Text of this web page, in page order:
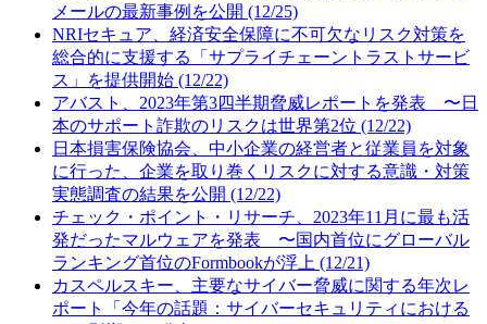
メールの最新事例を公開 (12/25)
NRIセキュア、経済安全保障に不可欠なリスク対策を
総合的に支援する「サプライチェーントラストサービ
ス」を提供開始 (12/22)
アバスト、2023年第3四半期脅威レポートを発表 〜日
本のサポート詐欺のリスクは世界第2位 (12/22)
日本損害保険協会、中小企業の経営者と従業員を対象
に行った、企業を取り巻くリスクに対する意識・対策
実態調査の結果を公開 (12/22)
チェック・ポイント・リサーチ、2023年11月に最も活
発だったマルウェアを発表 〜国内首位にグローバル
ランキング首位のFormbookが浮上 (12/21)
カスペルスキー、主要なサイバー脅威に関する年次レ
ポート「今年の話題：サイバーセキュリティにおける